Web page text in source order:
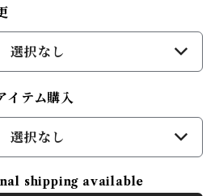
選択なし
イテム購入
選択なし
shipping available